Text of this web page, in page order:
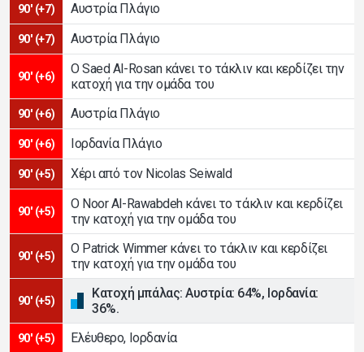
90' (+7) Αυστρία Πλάγιο
90' (+7) Αυστρία Πλάγιο
90' (+6)
Ο Saed Al-Rosan κάνει το τάκλιν και κερδίζει την
κατοχή για την ομάδα του
90' (+6) Αυστρία Πλάγιο
90' (+6) Ιορδανία Πλάγιο
90' (+5) Χέρι από τον Nicolas Seiwald
90' (+5)
Ο Noor Al-Rawabdeh κάνει το τάκλιν και κερδίζει
την κατοχή για την ομάδα του
90' (+5)
Ο Patrick Wimmer κάνει το τάκλιν και κερδίζει
την κατοχή για την ομάδα του
90' (+5)
Κατοχή μπάλας: Αυστρία: 64%, Ιορδανία:
36%.
90' (+5) Ελέυθερο, Ιορδανία